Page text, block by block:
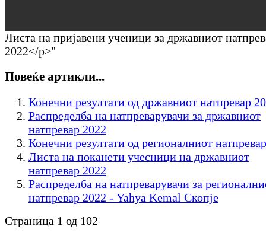
Листа на пријавени ученици за државниот
2022</p>"
Повеќе артикли...
Конечни резултати од државниот натпревар
Распределба на натпреварувачи за државниот
натпревар 2022
Конечни резултати од регионалниот
Листа на поканети учесници на државниот
натпревар 2022
Распределба на натпреварувачи за
натпревар 2022 - Yahya Kemal Скопје
Страница 1 од 102